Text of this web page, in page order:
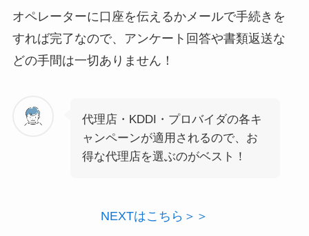
オペレーターに口座を伝えるかメールで手続きを
すれば完了なので、アンケート回答や書類返送な
どの手間は一切ありません！
代理店・KDDI・プロバイダの各キ
ャンペーンが適用されるので、お
得な代理店を選ぶのがベスト！
NEXTはこちら＞＞